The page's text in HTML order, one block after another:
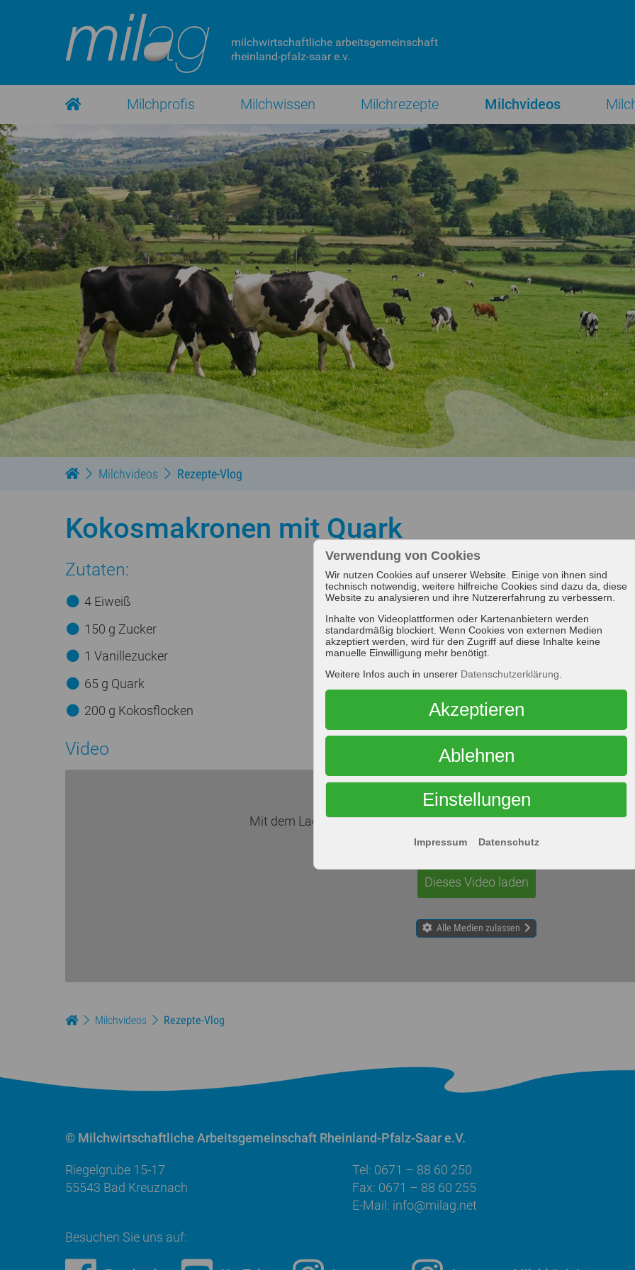
milchwirtschaftliche arbeitsgemeinschaft
rheinland-pfalz-saar e.v.
Milchprofis Milchwissen Milchrezepte Milchvideos
Milchvideos Rezepte-Vlog
Kokosmakronen mit Quark
Zutaten:
4 Eiweiß
150 g Zucker
1 Vanillezucker
65 g Quark
200 g Kokosflocken
Video
Mit dem Laden des Videos akzeptieren Sie die Datenschutzerklärung
Mehr erfahren
Dieses Video laden
Alle Medien zulassen
Milchvideos Rezepte-Vlog
© Milchwirtschaftliche Arbeitsgemeinschaft Rheinland-Pfalz-Saar e.V.
Riegelgrube 15-17
55543 Bad Kreuznach
Tel: 0671 – 88 60 250
Fax: 0671 – 88 60 255
E-Mail: info@milag.net
Besuchen Sie uns auf:
Verwendung von Cookies
Wir nutzen Cookies auf unserer Website. Einige von ihnen sind
technisch notwendig, weitere hilfreiche Cookies sind dazu da, diese
Website zu analysieren und ihre Nutzererfahrung zu verbessern.
Inhalte von Videoplattformen oder Kartenanbietern werden
standardmäßig blockiert. Wenn Cookies von externen Medien
akzeptiert werden, wird für den Zugriff auf diese Inhalte keine
manuelle Einwilligung mehr benötigt.
Weitere Infos auch in unserer Datenschutzerklärung.
Impressum Datenschutz
Einstellungen
Ablehnen
Akzeptieren